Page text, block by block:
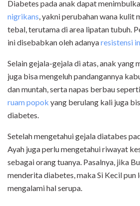
Diabetes pada anak dapat
nigrikans, yakni perubahan wana kulit
tebal, terutama di area lipatan tubuh.
ini disebabkan oleh adanyaresistensi
Selain gejala-gejala di atas, anak yang
juga bisa mengeluh pandangannya
dan muntah, serta napas berbau
ruam popok yang berulang kali juga
diabetes.
Setelah mengetahui gejala diatabes
Ayah juga perlu mengetahui riwayat
sebagai orang tuanya. Pasalnya, jika
menderita diabetes, maka Si Kecil pun
mengalami hal serupa.